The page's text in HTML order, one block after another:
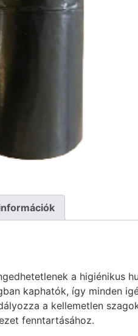
a higiénikus
kaphatók, így minden
a kellemetlen
fenntartásához.